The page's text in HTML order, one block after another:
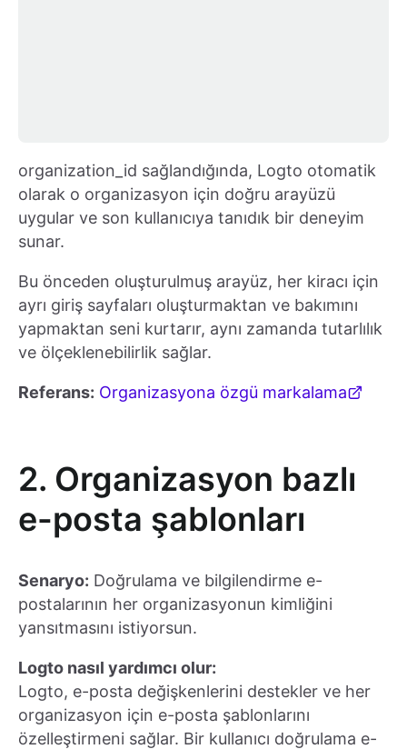
organization_id sağlandığında, Logto otomatik
olarak o organizasyon için doğru arayüzü
uygular ve son kullanıcıya tanıdık bir deneyim
sunar.
Bu önceden oluşturulmuş arayüz, her kiracı için
ayrı giriş sayfaları oluşturmaktan ve bakımını
yapmaktan seni kurtarır, aynı zamanda tutarlılık
ve ölçeklenebilirlik sağlar.
Referans: Organizasyona özgü markalama
2. Organizasyon bazlı
e-posta şablonları
Senaryo: Doğrulama ve bilgilendirme e-
postalarının her organizasyonun kimliğini
yansıtmasını istiyorsun.
Logto nasıl yardımcı olur:
Logto, e-posta değişkenlerini destekler ve her
organizasyon için e-posta şablonlarını
özelleştirmeni sağlar. Bir kullanıcı doğrulama e-